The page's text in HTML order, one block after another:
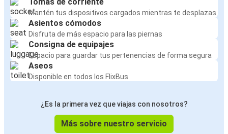
Mantén tus dispositivos cargados mientras te desplazas
Asientos cómodos
Disfruta de más espacio para las piernas
Consigna de equipajes
Espacio para guardar tus pertenencias de forma segura
Aseos
Disponible en todos los FlixBus
¿Es la primera vez que viajas con nosotros?
Más sobre nuestro servicio